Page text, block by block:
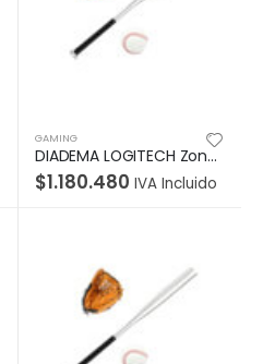
GAMING
DIADEMA LOGITECH Zone Wireless UC – Bluetooth USB
$1.180.480 IVA Incluido